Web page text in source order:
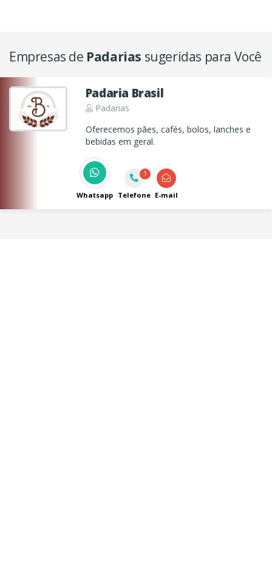
Empresas de Padarias sugeridas para Você
Padaria Brasil
Padarias
Oferecemos pães, cafés, bolos, lanches e
bebidas em geral.
Whatsapp
1
Telefone E-mail